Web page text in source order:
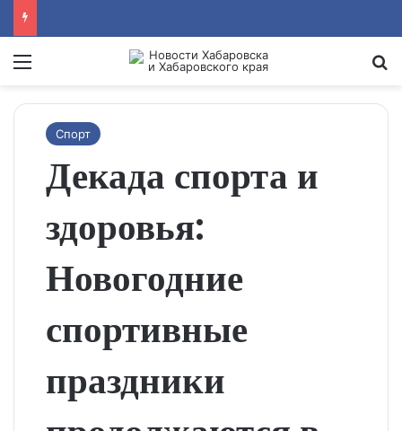
Menu
Спорт
Декада спорта и
здоровья:
Новогодние
спортивные
праздники